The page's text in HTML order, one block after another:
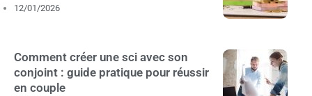
12/01/2026
Comment créer une sci avec son
conjoint : guide pratique pour réussir
en couple